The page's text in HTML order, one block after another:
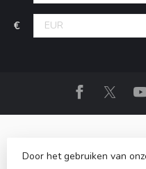
€
Door het gebruiken van